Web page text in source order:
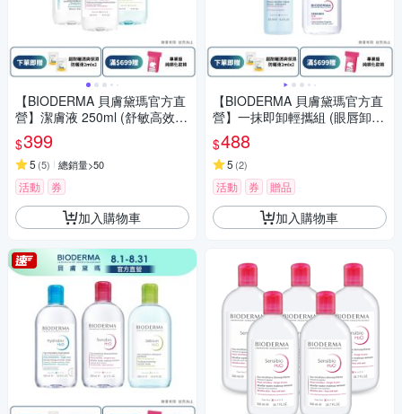
【BIODERMA 貝膚黛瑪官方直
營】潔膚液 250ml (舒敏高效/
保濕水潤/平衡控油) (效期 2027
-03-01)
$399
5 (5) 總銷量>50
活動 券
加入購物車
【BIODERMA 貝膚黛瑪官方直
營】一抹即卸輕攜組 (眼唇卸妝
液125ml+潔膚液100ml)
$488
5 (2)
活動 券 贈品
加入購物車